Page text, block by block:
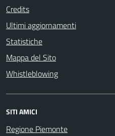
Credits
Ultimi aggiornamenti
Statistiche
Mappa del Sito
Whistleblowing
SITI AMICI
Regione Piemonte